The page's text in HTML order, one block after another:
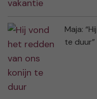
Maja:
te duur”